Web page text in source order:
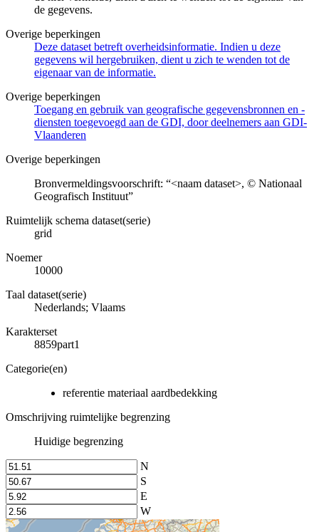
de gegevens.
Overige beperkingen
Deze dataset betreft overheidsinformatie. Indien u deze
gegevens wil hergebruiken, dient u zich te wenden tot de
eigenaar van de informatie.
Overige beperkingen
Toegang en gebruik van geografische gegevensbronnen en -
diensten toegevoegd aan de GDI, door deelnemers aan GDI-
Vlaanderen
Overige beperkingen
Bronvermeldingsvoorschrift: “<naam dataset>, © Nationaal
Geografisch Instituut”
Ruimtelijk schema dataset(serie)
grid
Noemer
10000
Taal dataset(serie)
Nederlands; Vlaams
Karakterset
8859part1
Categorie(en)
referentie materiaal aardbedekking
Omschrijving ruimtelijke begrenzing
Huidige begrenzing
N
S
E
W